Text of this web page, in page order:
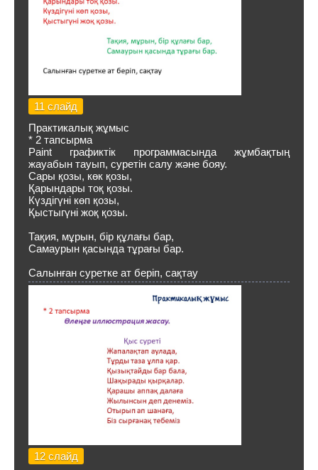
11 слайд
Практикалық жұмыс
* 2 тапсырма
Paint графиктік программасында жұмбақтың
жауабын тауып, суретін салу және бояу.
Сары қозы, көк қозы,
Қарындары тоқ қозы.
Күздігүні көп қозы,
Қыстыгүні жоқ қозы.
Тақия, мұрын, бір құлағы бар,
Самаурын қасында тұрағы бар.
Салынған суретке ат беріп, сақтау
12 слайд